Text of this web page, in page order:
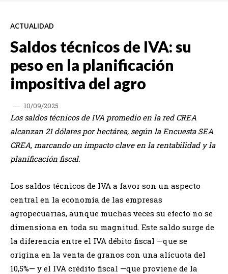
ACTUALIDAD
Saldos técnicos de IVA: su
peso en la planificación
impositiva del agro
10/09/2025
Los saldos técnicos de IVA promedio en la red CREA
alcanzan 21 dólares por hectárea, según la Encuesta SEA
CREA, marcando un impacto clave en la rentabilidad y la
planificación fiscal.
Los saldos técnicos de IVA a favor son un aspecto
central en la economía de las empresas
agropecuarias, aunque muchas veces su efecto no se
dimensiona en toda su magnitud. Este saldo surge de
la diferencia entre el IVA débito fiscal —que se
origina en la venta de granos con una alícuota del
10,5%— y el IVA crédito fiscal —que proviene de la